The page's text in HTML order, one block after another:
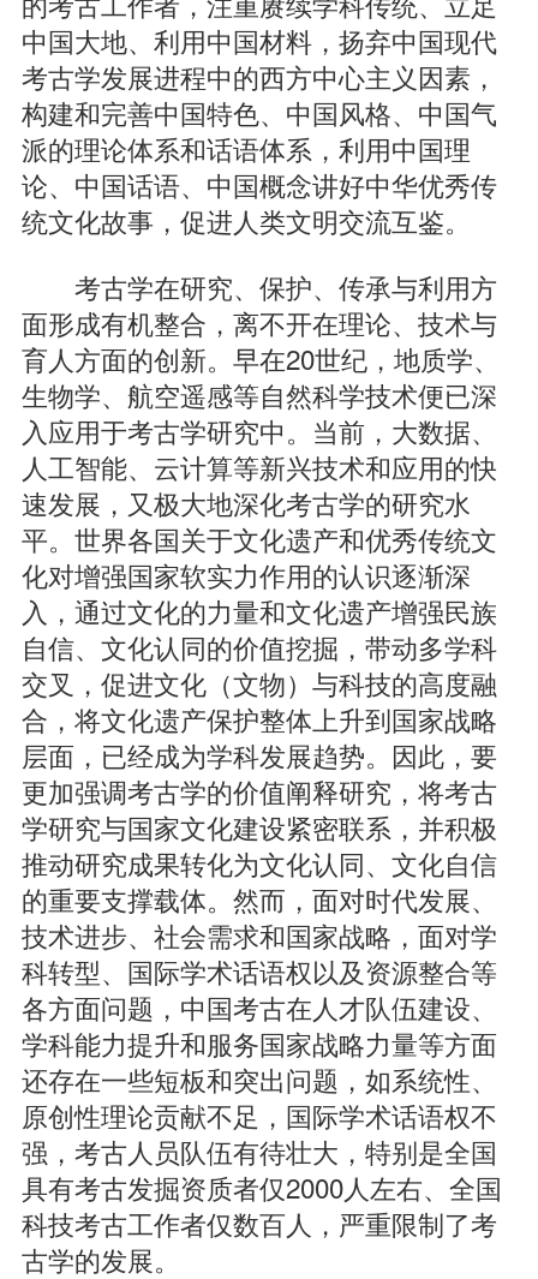
中国大地、利用中国材料，扬弃中国现代
考古学发展进程中的西方中心主义因素，
构建和完善中国特色、中国风格、中国气
派的理论体系和话语体系，利用中国理
论、中国话语、中国概念讲好中华优秀传
统文化故事，促进人类文明交流互鉴。
考古学在研究、保护、传承与利用方
面形成有机整合，离不开在理论、技术与
育人方面的创新。早在20世纪，地质学、
生物学、航空遥感等自然科学技术便已深
入应用于考古学研究中。当前，大数据、
人工智能、云计算等新兴技术和应用的快
速发展，又极大地深化考古学的研究水
平。世界各国关于文化遗产和优秀传统文
化对增强国家软实力作用的认识逐渐深
入，通过文化的力量和文化遗产增强民族
自信、文化认同的价值挖掘，带动多学科
交叉，促进文化（文物）与科技的高度融
合，将文化遗产保护整体上升到国家战略
层面，已经成为学科发展趋势。因此，要
更加强调考古学的价值阐释研究，将考古
学研究与国家文化建设紧密联系，并积极
推动研究成果转化为文化认同、文化自信
的重要支撑载体。然而，面对时代发展、
技术进步、社会需求和国家战略，面对学
科转型、国际学术话语权以及资源整合等
各方面问题，中国考古在人才队伍建设、
学科能力提升和服务国家战略力量等方面
还存在一些短板和突出问题，如系统性、
原创性理论贡献不足，国际学术话语权不
强，考古人员队伍有待壮大，特别是全国
具有考古发掘资质者仅2000人左右、全国
科技考古工作者仅数百人，严重限制了考
古学的发展。